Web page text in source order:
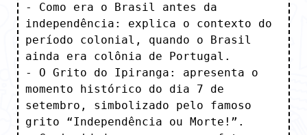
- Como era o Brasil antes da
independência: explica o contexto do
período colonial, quando o Brasil
ainda era colônia de Portugal.
- O Grito do Ipiranga: apresenta o
momento histórico do dia 7 de
setembro, simbolizado pelo famoso
grito “Independência ou Morte!”.